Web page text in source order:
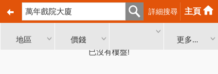
詳細搜尋 主頁
地區 價錢
更多...
已沒有樓盤!